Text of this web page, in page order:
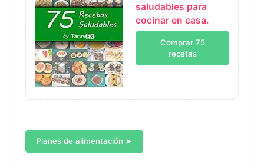
saludables para
cocinar en casa.
Comprar 75
recetas
Planes de alimentación ➤